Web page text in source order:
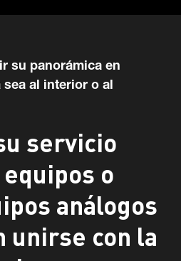
su panorámica en
al interior o al
servicio
o
análogos
unirse con la